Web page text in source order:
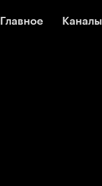
Главное Каналы
Главное Каналы